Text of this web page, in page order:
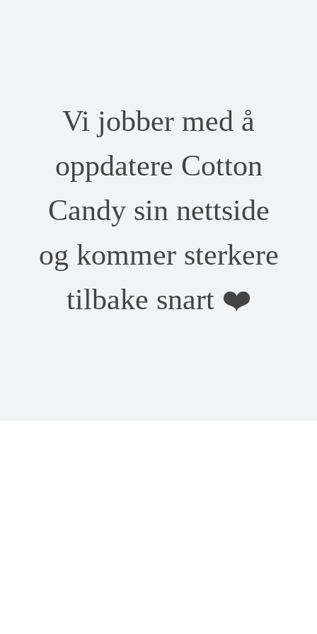
Vi jobber med å
oppdatere Cotton
Candy sin nettside
og kommer sterkere
tilbake snart ❤️